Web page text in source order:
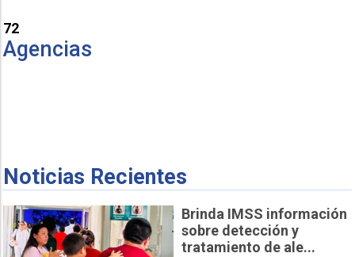
72
Agencias
Noticias Recientes
Brinda IMSS información
sobre detección y
tratamiento de ale...